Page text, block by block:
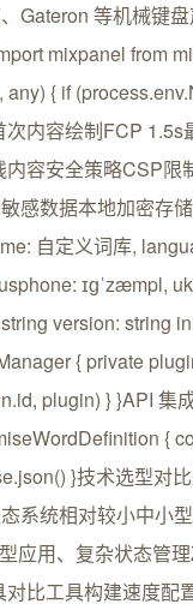
Gateron 等机械键
mixpanel from
{ if
内容绘制FCP 1.5s
容安全策略CSP限
感数据本地加密存
自定义词库,
ɪɡˈzæmpl,
version: string
{ private
plugin) } }API 集
{
}技术选型对
系统相对较小中小
用、复杂状态管理
比工具构建速度配